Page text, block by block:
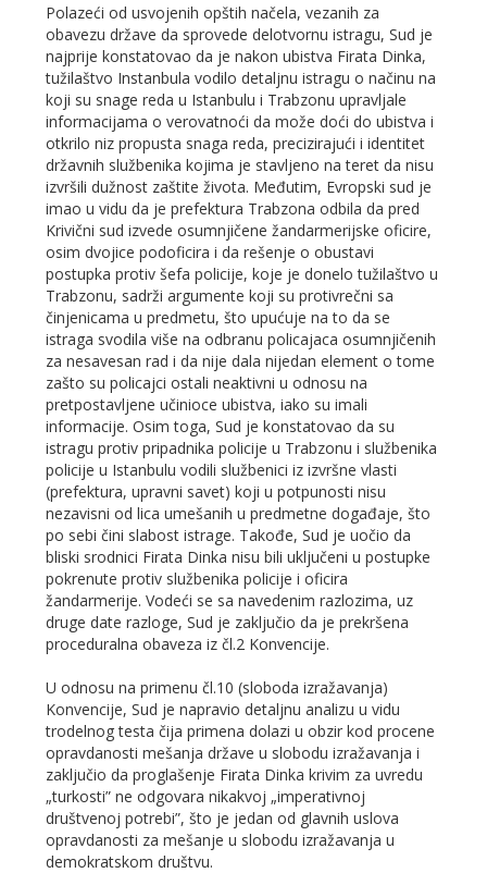
Polazeći od usvojenih opštih načela, vezanih za
obavezu države da sprovede delotvornu istragu, Sud je
najprije konstatovao da je nakon ubistva Firata Dinka,
tužilaštvo Instanbula vodilo detaljnu istragu o načinu na
koji su snage reda u Istanbulu i Trabzonu upravljale
informacijama o verovatnoći da može doći do ubistva i
otkrilo niz propusta snaga reda, precizirajući i identitet
državnih službenika kojima je stavljeno na teret da nisu
izvršili dužnost zaštite života. Međutim, Evropski sud je
imao u vidu da je prefektura Trabzona odbila da pred
Krivični sud izvede osumnjičene žandarmerijske oficire,
osim dvojice podoficira i da rešenje o obustavi
postupka protiv šefa policije, koje je donelo tužilaštvo u
Trabzonu, sadrži argumente koji su protivrečni sa
činjenicama u predmetu, što upućuje na to da se
istraga svodila više na odbranu policajaca osumnjičenih
za nesavesan rad i da nije dala nijedan element o tome
zašto su policajci ostali neaktivni u odnosu na
pretpostavljene učinioce ubistva, iako su imali
informacije. Osim toga, Sud je konstatovao da su
istragu protiv pripadnika policije u Trabzonu i službenika
policije u Istanbulu vodili službenici iz izvršne vlasti
(prefektura, upravni savet) koji u potpunosti nisu
nezavisni od lica umešanih u predmetne događaje, što
po sebi čini slabost istrage. Takođe, Sud je uočio da
bliski srodnici Firata Dinka nisu bili uključeni u postupke
pokrenute protiv službenika policije i oficira
žandarmerije. Vodeći se sa navedenim razlozima, uz
druge date razloge, Sud je zaključio da je prekršena
proceduralna obaveza iz čl.2 Konvencije.
U odnosu na primenu čl.10 (sloboda izražavanja)
Konvencije, Sud je napravio detaljnu analizu u vidu
trodelnog testa čija primena dolazi u obzir kod procene
opravdanosti mešanja države u slobodu izražavanja i
zaključio da proglašenje Firata Dinka krivim za uvredu
„turkosti” ne odgovara nikakvoj „imperativnoj
društvenoj potrebi”, što je jedan od glavnih uslova
opravdanosti za mešanje u slobodu izražavanja u
demokratskom društvu.